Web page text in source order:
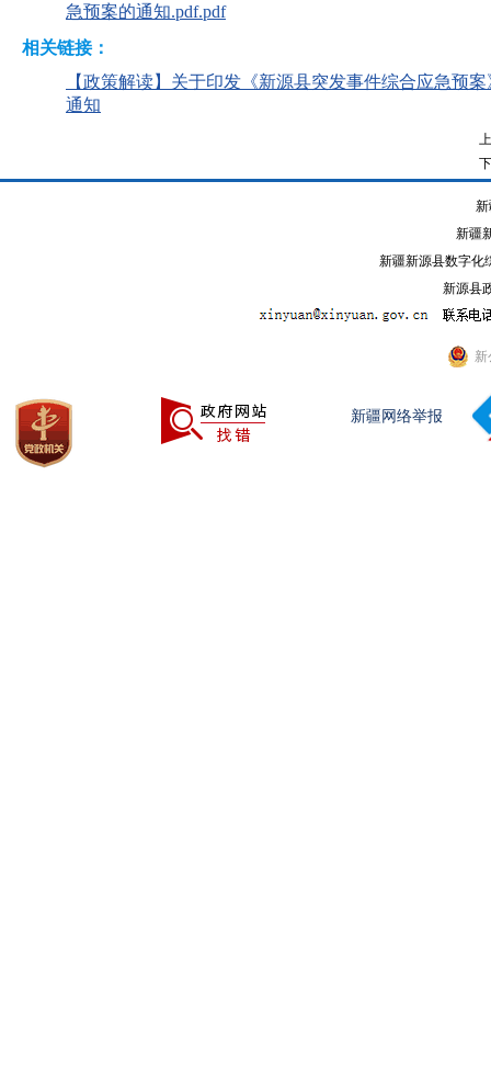
急预案的通知.pdf.pdf
相关链接：
【政策解读】关于印发《新源县突发事件综合应急预
通知
新疆
新疆新源县数字化
新源县
新
新疆网络举报